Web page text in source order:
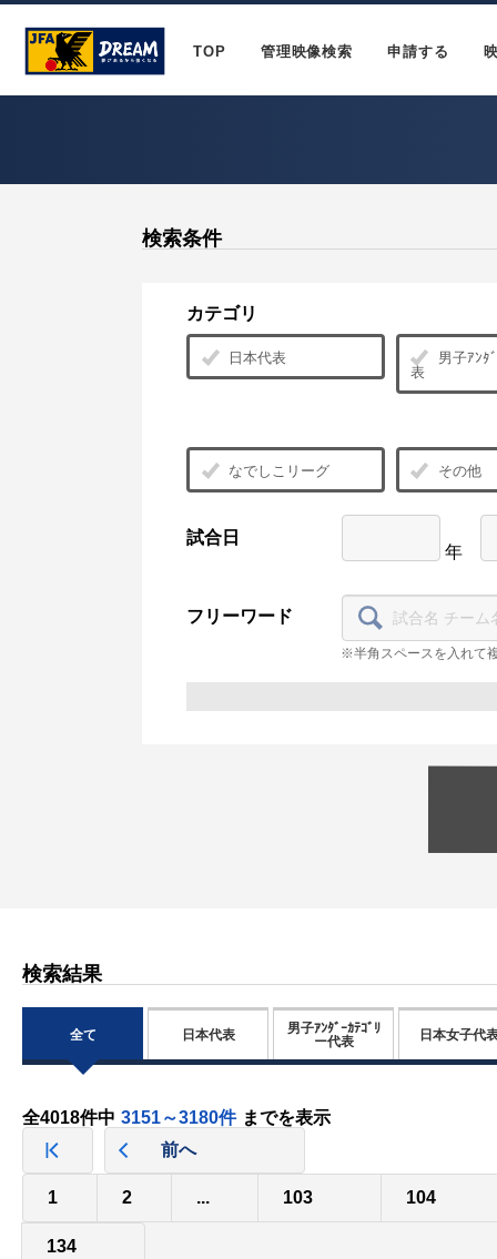
TOP 管理映像検索 申請する
検索条件
カテゴリ
日本代表
男子ｱﾝﾀ
表
なでしこリーグ その他
試合日
年
フリーワード
※半角スペースを入れて
検索結果
全て 日本代表
男子ｱﾝﾀﾞｰｶﾃｺﾞﾘ
ー代表
日本女子代
全4018件中 3151～3180件 までを表示
前へ
1 2 ... 103 104
134